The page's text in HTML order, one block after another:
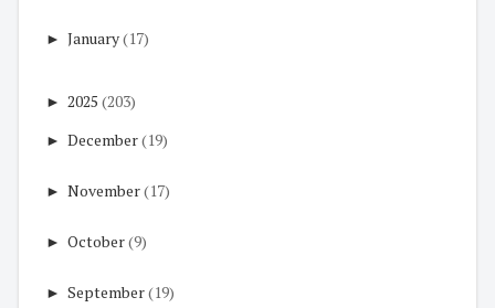
► January(17)
► 2025 (203)
► December(19)
► November(17)
► October(9)
► September(19)